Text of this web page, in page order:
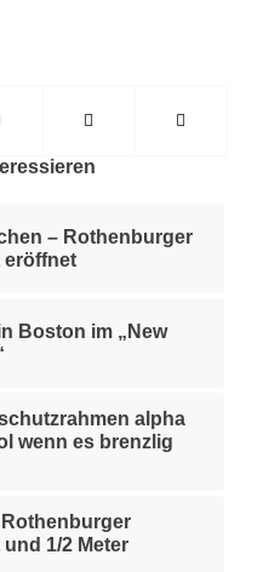
– Rothenburger
eröffnet
Boston im „New
alpha
wenn es brenzlig
1/2 Meter